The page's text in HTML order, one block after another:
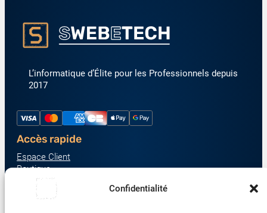
Confidentialité
L’informatique d’Élite pour les Professionnels depuis
2017
Accès rapide
Espace Client
Boutique
À propos
Nous contacter